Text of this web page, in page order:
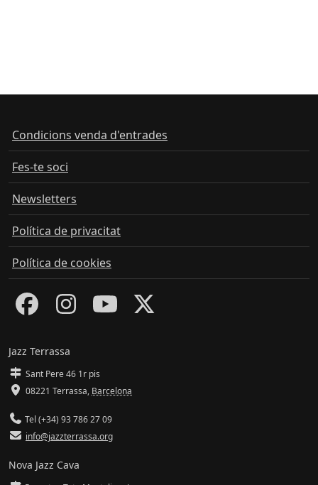
Condicions venda d'entrades
Fes-te soci
Newsletters
Política de privacitat
Política de cookies
Jazz Terrassa
Sant Pere 46 1r pis
08221 Terrassa, Barcelona
Tel (+34) 93 786 27 09
info@jazzterrassa.org
Nova Jazz Cava